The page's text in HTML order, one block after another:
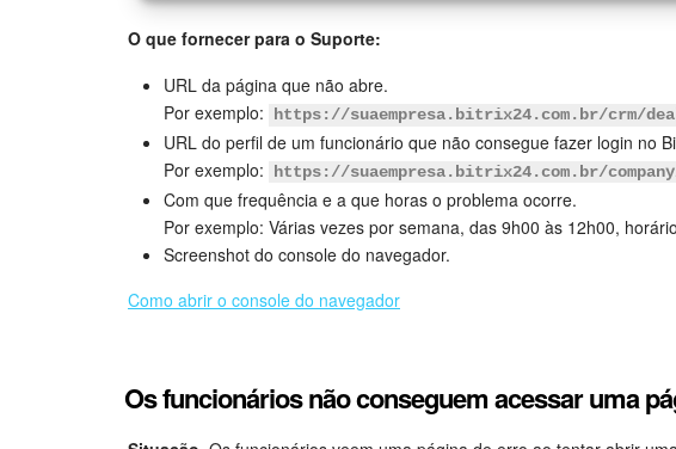
O que fornecer para o Suporte:
URL da página que não abre.
Por exemplo:
https://suaempresa.bitrix24.com.br/crm/
URL do perfil de um funcionário que não consegue fazer login no
Por exemplo:
https://suaempresa.bitrix24.com.br/
Com que frequência e a que horas o problema ocorre.
Por exemplo: Várias vezes por semana, das 9h00 às 12h00,
Screenshot do console do navegador.
Como abrir o console do navegador
Os funcionários não conseguem acessar uma